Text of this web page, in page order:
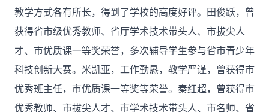
教学方式各有所长，得到了学校的高度好评。田俊跃，曾
获得省市级优秀教师、省厅学术技术带头人、市拔尖人
才、市优质课一等奖荣誉，多次辅导学生参与省市青少年
科技创新大赛。米凯亚，工作勤恳，教学严谨，曾获得市
优秀班主任，市优质课一等奖等荣誉。秦红超，曾获得市
优秀教师、市拔尖人才、市学术技术带头人、市名师、省